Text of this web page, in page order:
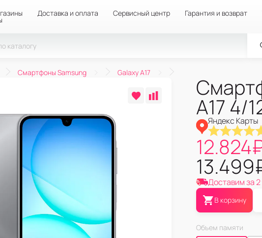
Доставка и оплата Сервисный центр Гарантия и возврат
Смартфоны Samsung Galaxy A17
A17 4/
Яндекс Карты
12.824
13.499
Доставим за 2
В корзину
Объем памяти